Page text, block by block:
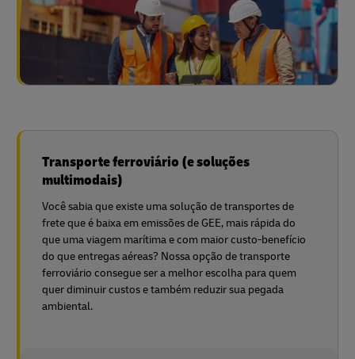
Transporte ferroviário (e soluções
multimodais)
Você sabia que existe uma solução de transportes de
frete que é baixa em emissões de GEE, mais rápida do
que uma viagem marítima e com maior custo-benefício
do que entregas aéreas? Nossa opção de transporte
ferroviário consegue ser a melhor escolha para quem
quer diminuir custos e também reduzir sua pegada
ambiental.